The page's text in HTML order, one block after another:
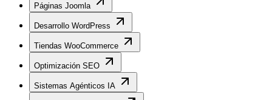
Páginas Joomla
Desarrollo WordPress
Tiendas WooCommerce
Optimización SEO
Sistemas Agénticos IA